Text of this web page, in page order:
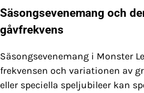
Säsongsevenemang och
gåvfrekvens
Säsongsevenemang i Monster
frekvensen och variationen av
eller speciella speljubileer kan